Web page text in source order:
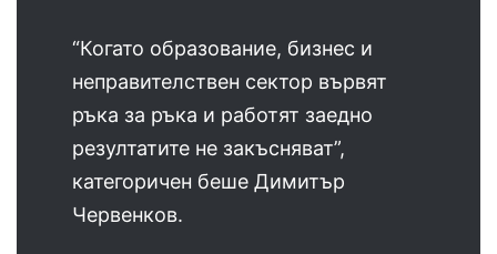
“Когато образование, бизнес и
неправителствен сектор вървят
ръка за ръка и работят заедно
резултатите не закъсняват”,
категоричен беше Димитър
Червенков.